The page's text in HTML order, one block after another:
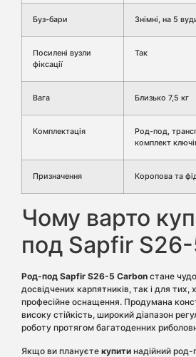
Буз-бари Знімні, на 5
Посилені вузли
фіксації
Так
Вага Близько 7,5 кг
Комплектація
Род-под,
комплект
Призначення Коропова та
Чому варто
под Sapfir
Род-под Sapfir S26-5 Carbon стане
досвідчених карпятників, так і для
професійне оснащення. Продумана
високу стійкість, широкий діапазон
роботу протягом багатоденних
Якщо ви плануєте купити надійний род-